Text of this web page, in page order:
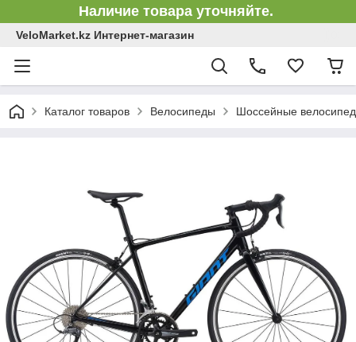
Наличие товара уточняйте.
VeloMarket.kz Интернет-магазин
Каталог товаров Велосипеды Шоссейные